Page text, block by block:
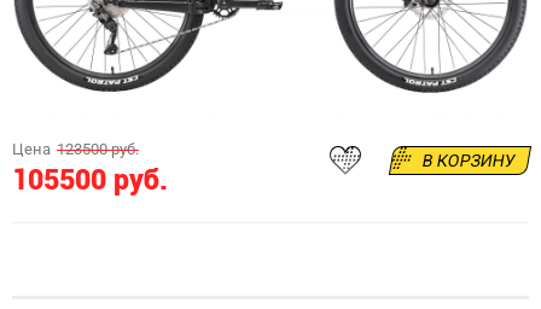
Цена 123500 руб.
105500 руб.
В КОРЗИНУ